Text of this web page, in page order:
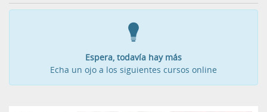
Espera, todavía hay más
Echa un ojo a los siguientes cursos online